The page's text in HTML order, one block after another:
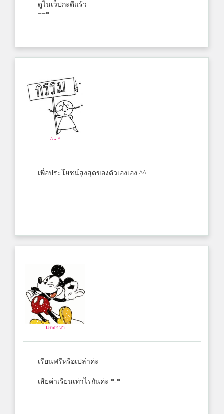
ดูไนเว็ปกะดีแร้ว
==*
^ - ^
เพื่อประโยชน์สูงสุดของตัวเองเอง ^^
แตงกวา
เรียนฟรีหรือเปล่าค่ะ
เสียค่าเรียนเท่าไรกันค่ะ *-*